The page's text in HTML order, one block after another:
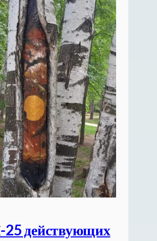
действующих